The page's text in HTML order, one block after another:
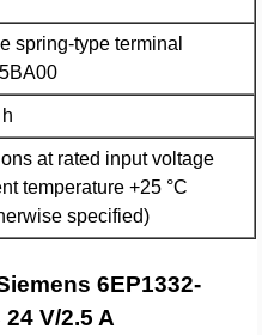
spring-type terminal
at rated input voltage
temperature +25 °C
specified)
6EP1332-
V/2.5 A